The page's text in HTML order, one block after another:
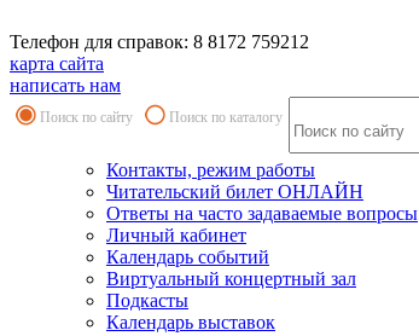
Телефон для справок: 8 8172 759212
карта сайта
написать нам
Поиск по сайту Поиск по каталогу
Контакты, режим работы
Читательский билет ОНЛАЙН
Ответы на часто задаваемые вопросы
Личный кабинет
Календарь событий
Виртуальный концертный зал
Подкасты
Календарь выставок